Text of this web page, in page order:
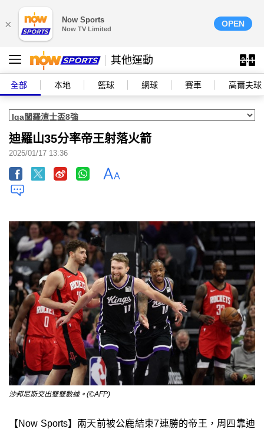
× Now Sports
Now TV Limited
OPEN
其他運動
全部 本地 籃球 網球 賽車 高爾夫球
迪羅山35分率帝王射落火箭
2025/01/17 13:36
沙邦尼斯交出雙雙數據。(©AFP)
【Now Sports】兩天前被公鹿結束7連勝的帝王，周四靠迪